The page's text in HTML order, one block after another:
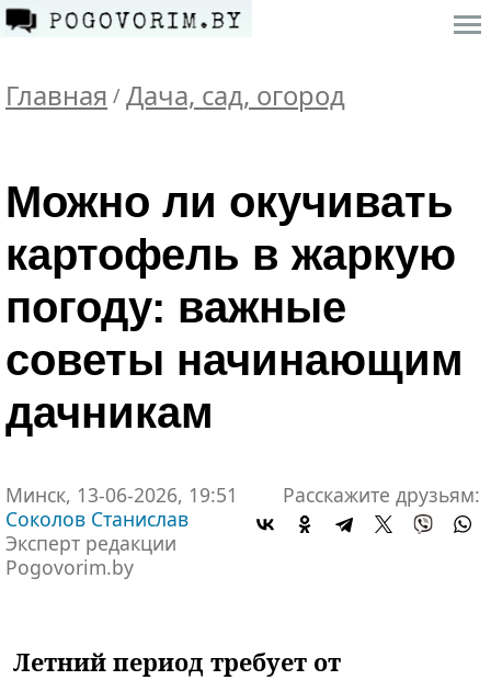
Главная / Дача, сад, огород
Можно ли окучивать
картофель в жаркую
погоду: важные
советы начинающим
дачникам
Минск, 13-06-2026, 19:51
Соколов Станислав
Эксперт редакции
Pogovorim.by
Расскажите друзьям:
Летний период требует от